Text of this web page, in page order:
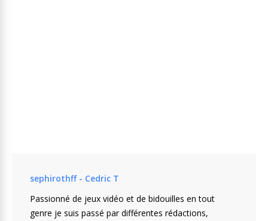
sephirothff - Cedric T
Passionné de jeux vidéo et de bidouilles en tout
genre je suis passé par différentes rédactions,